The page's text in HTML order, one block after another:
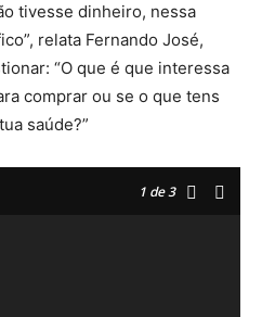
tivesse dinheiro, nessa
relata Fernando José,
“O que é que interessa
comprar ou se o que tens
saúde?”
1 de 3